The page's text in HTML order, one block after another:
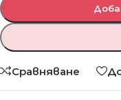
Сравняване